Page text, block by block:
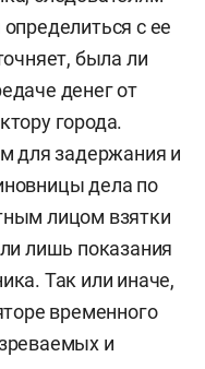
с ее
была ли
денег от
города.
для задержания и
дела по
лицом взятки
лишь показания
Так или иначе,
временного
и